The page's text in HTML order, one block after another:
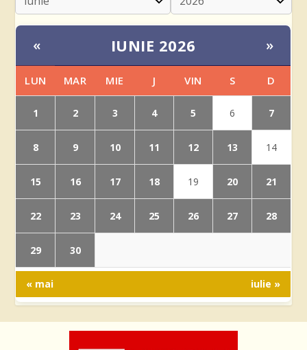
« IUNIE 2026 »
LUN MAR MIE J VIN S D
1 2 3 4 5 6 7
8 9 10 11 12 13 14
15 16 17 18 19 20 21
22 23 24 25 26 27 28
29 30
« mai iulie »